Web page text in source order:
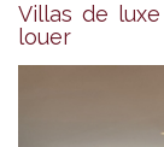
Villas de
louer